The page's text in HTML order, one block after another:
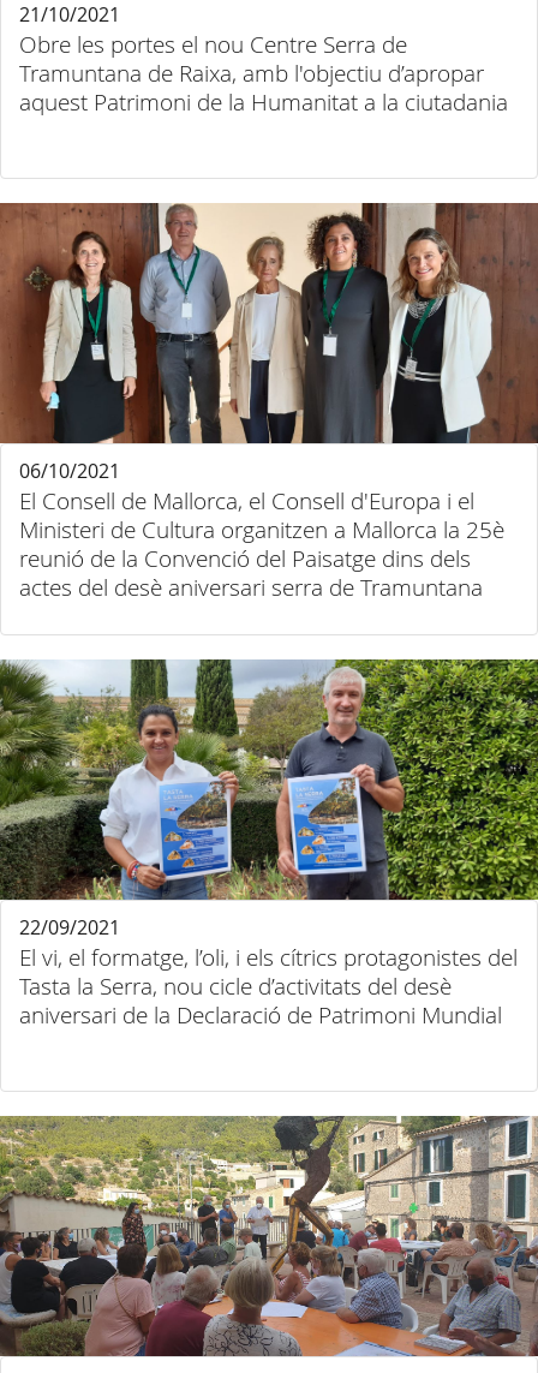
Obre les portes el nou Centre Serra de
Tramuntana de Raixa, amb l'objectiu d’apropar
aquest Patrimoni de la Humanitat a la ciutadania
21/10/2021
El Consell de Mallorca, el Consell d'Europa i el
Ministeri de Cultura organitzen a Mallorca la 25è
reunió de la Convenció del Paisatge dins dels
actes del desè aniversari serra de Tramuntana
06/10/2021
El vi, el formatge, l’oli, i els cítrics protagonistes del
Tasta la Serra, nou cicle d’activitats del desè
aniversari de la Declaració de Patrimoni Mundial
22/09/2021